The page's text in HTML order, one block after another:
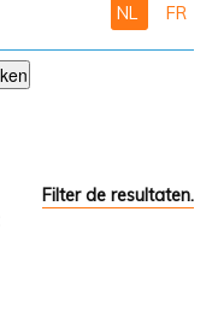
NL FR
Filter de resultaten.